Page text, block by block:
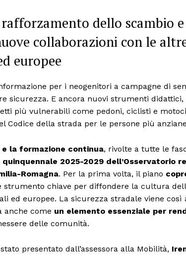
dello scambio
collaborazioni con le
europee
per i neogenitori a campagne di
sicurezza. E ancora nuovi strumenti
più vulnerabili come pedoni, ciclisti e
Codice della strada per le persone più
e la formazione continua, rivolte a tutte le
quinquennale 2025-2029 dell’Osservatorio
Romagna. Per la prima volta, il piano
strumento chiave per diffondere la cultura
ed europee. La sicurezza stradale viene
anche come un elemento essenziale per
delle comunità.
presentato dall’assessora alla Mobilità,